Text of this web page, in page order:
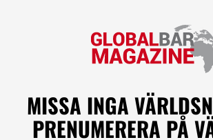
MISSA INGA
PRENUMERERA PÅ